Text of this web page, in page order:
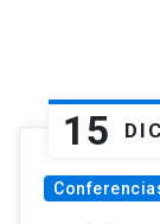
15 DIC